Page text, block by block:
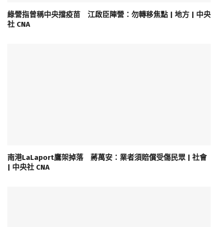
綠營指曾稱中央擋疫苗 江啟臣陣營：勿轉移焦點 | 地方 | 中央
社 CNA
南港LaLaport鷹架掉落 蔣萬安：業者須賠償受傷民眾 | 社會
| 中央社 CNA